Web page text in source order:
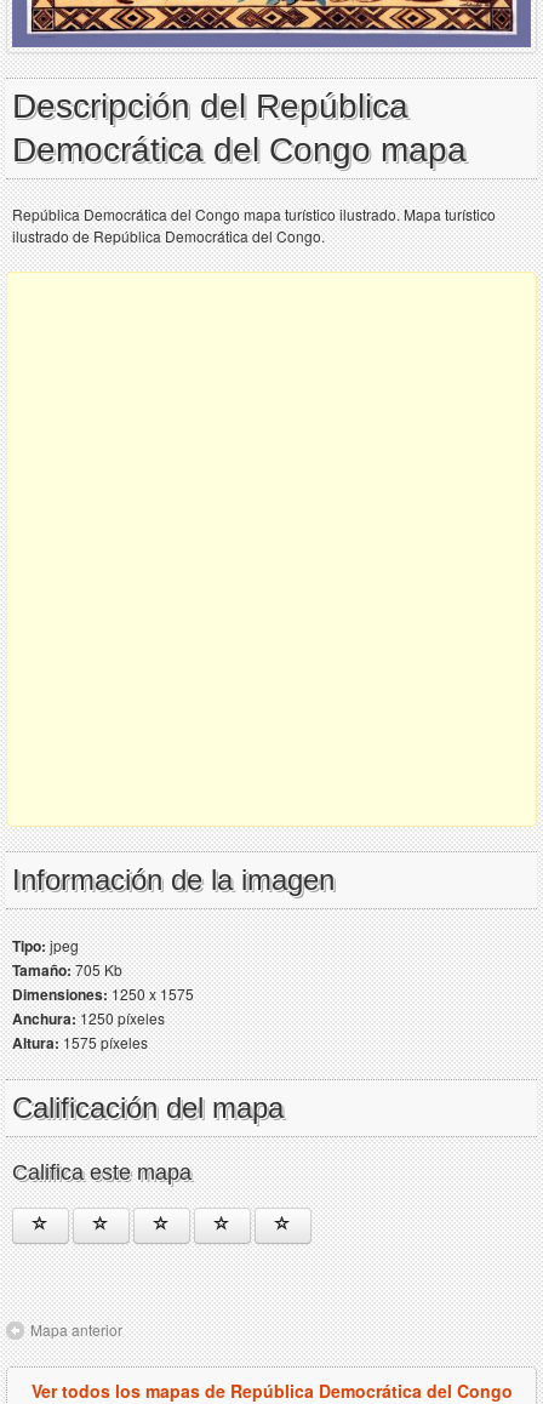
Descripción del República
Democrática del Congo mapa
República Democrática del Congo mapa turístico ilustrado. Mapa turístico
ilustrado de República Democrática del Congo.
Información de la imagen
Tipo:jpeg
Tamaño:705 Kb
Dimensiones:1250 x 1575
Anchura:1250 píxeles
Altura:1575 píxeles
Calificación del mapa
Califica este mapa
Mapa anterior
Ver todos los mapas de República Democrática del Congo